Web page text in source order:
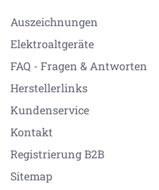
Auszeichnungen
Elektroaltgeräte
FAQ - Fragen & Antworten
Herstellerlinks
Kundenservice
Kontakt
Registrierung B2B
Sitemap